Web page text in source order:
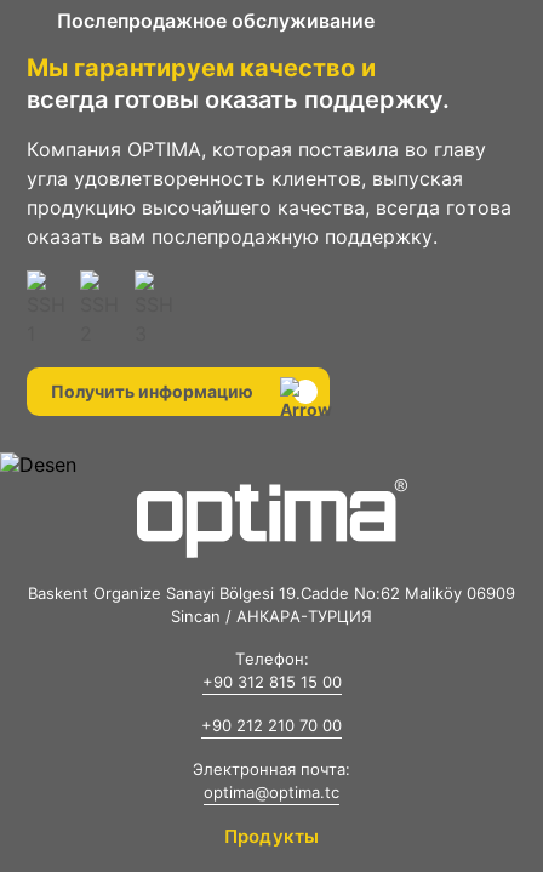
Послепродажное обслуживание
Мы гарантируем качество и
всегда готовы оказать поддержку.
Компания OPTIMA, которая поставила во главу
угла удовлетворенность клиентов, выпуская
продукцию высочайшего качества, всегда готова
оказать вам послепродажную поддержку.
Получить информацию
Baskent Organize Sanayi Bölgesi 19.Cadde No:62 Maliköy 06909
Sincan / АНКАРА-ТУРЦИЯ
Телефон:
+90 312 815 15 00
+90 212 210 70 00
Электронная почта:
optima@optima.tc
Продукты